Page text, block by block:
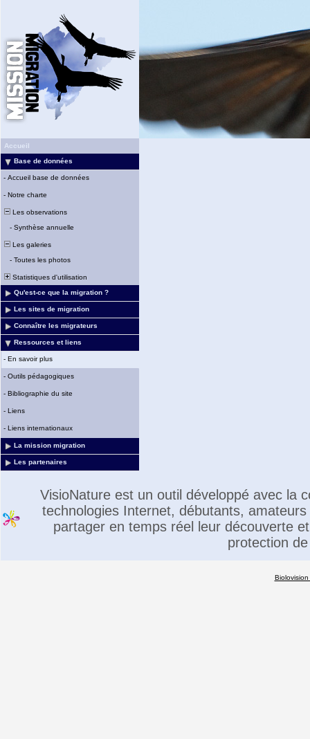
Accueil
Base de données
- Accueil base de données
- Notre charte
Les observations
- Synthèse annuelle
Les galeries
- Toutes les photos
Statistiques d'utilisation
Qu'est-ce que la migration ?
Les sites de migration
Connaître les migrateurs
Ressources et liens
- En savoir plus
- Outils pédagogiques
- Bibliographie du site
- Liens
- Liens internationaux
La mission migration
Les partenaires
VisioNature est un outil développé avec la
technologies Internet, débutants,
partager en temps réel leur découverte
protection
Biolovision